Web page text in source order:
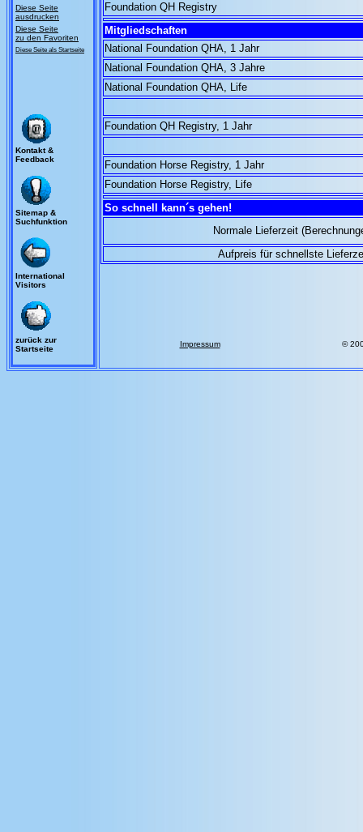
Diese Seite
ausdrucken
Diese Seite
zu den Favoriten
Diese Seite als Startseite
Kontakt &
Feedback
Sitemap &
Suchfunktion
International
Visitors
zurück zur
Startseite
Foundation QH Registry
Mitgliedschaften
National Foundation QHA, 1 Jahr
National Foundation QHA, 3 Jahre
National Foundation QHA, Life
Foundation QH Registry, 1 Jahr
Foundation Horse Registry, 1 Jahr
Foundation Horse Registry, Life
So schnell kann´s gehen!
Normale Lieferzeit
Aufpreis für schnellste
Impressum ©